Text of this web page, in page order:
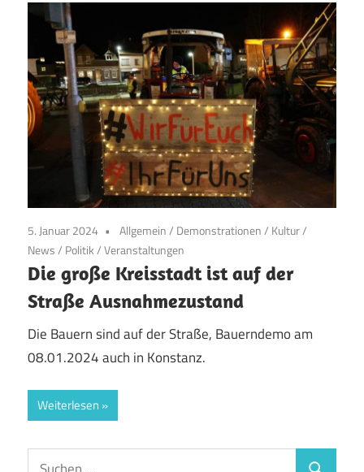
5. Januar 2024 Allgemein/ Demonstrationen/ Kultur/
News/ Politik/Veranstaltungen
Die große Kreisstadt ist auf der
Straße Ausnahmezustand
Die Bauern sind auf der Straße, Bauerndemo am
08.01.2024 auch in Konstanz.
Weiterlesen
Suchen